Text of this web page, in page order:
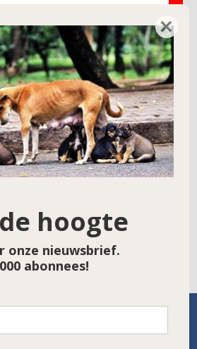
×
hoogte
onze nieuwsbrief.
abonnees!